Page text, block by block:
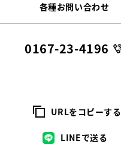
各種お問い合わせ
0167-23-4196
URLをコピーする
LINEで送る